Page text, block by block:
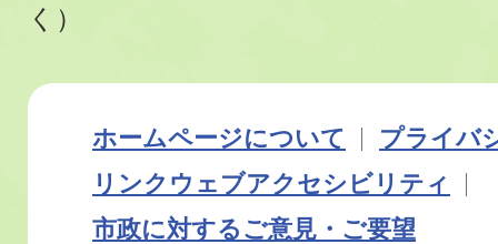
く）
ホームページについて
プライバ
リンク ウェブアクセシビリティ
市政に対するご意見・ご要望